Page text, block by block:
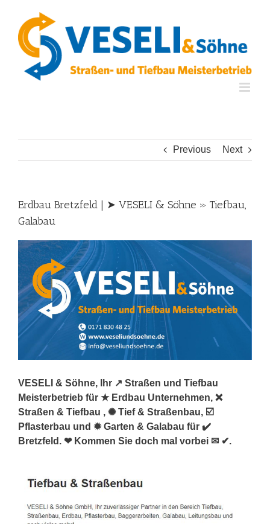
content
Previous Next
Erdbau Bretzfeld | ➤ VESELI & Söhne » Tiefbau,
Galabau
VESELI & Söhne, Ihr ↗️ Straßen und Tiefbau
Meisterbetrieb für ★ Erdbau Unternehmen, ❌
Straßen & Tiefbau , ✺ Tief & Straßenbau, ☑️
Pflasterbau und ✹ Garten & Galabau für ✔️
Bretzfeld. ❤ Kommen Sie doch mal vorbei ✉ ✔.